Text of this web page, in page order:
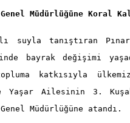
Müdürlüğüne Koral
suyla tanıştıran
bayrak değişimi
katkısıyla
Yaşar Ailesinin 3.
Müdürlüğüne atandı.